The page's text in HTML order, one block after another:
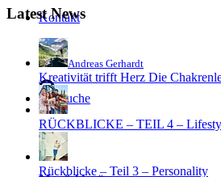
Kontakt
Suche
Latest News
Andreas Gerhardt
Kreativität trifft Herz Die
RÜCKBLICKE – TEIL 4 –
Rückblicke – Teil 3 – Personality